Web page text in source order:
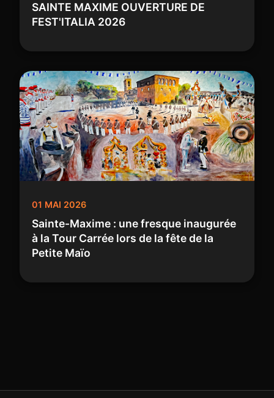
SAINTE MAXIME OUVERTURE DE
FEST'ITALIA 2026
01 MAI 2026
Sainte-Maxime : une fresque inaugurée
à la Tour Carrée lors de la fête de la
Petite Maïo